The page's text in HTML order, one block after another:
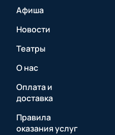
Афиша
Новости
Театры
О нас
Оплата и
доставка
Правила
оказания услуг